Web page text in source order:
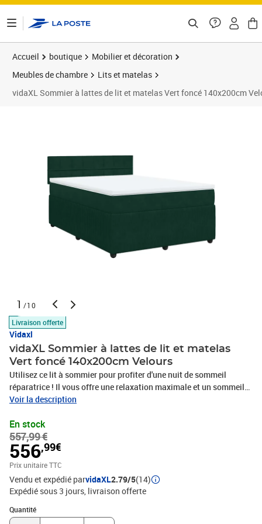
Accueil boutique
Mobilier et décoration
Meubles de chambre
Lits et matelas
vidaXL Sommier à lattes de lit et matelas Vert foncé 140x200cm
1 /10
Livraison offerte
Vidaxl
vidaXL Sommier à lattes de lit et matelas
Vert foncé 140x200cm Velours
Utilisez ce lit à sommier pour profiter d'une nuit de sommeil
réparatrice ! Il vous offre une relaxation maximale et un sommeil
agréable. Matériau doux et confortable : le tissu en velours
agréable contre la peau, vous apportant chaleur et confort
ultime.Matelas à ressorts ensachés : ce matelas à ressorts
ensachés comporte des ressorts ensachés individuels qui
fonctionnent indépendamment pour offrir un soutien personnalisé
en réagissant uniquement à la pression exercée dans chaque zone.
Cette conception empêche « l'enroulement » et réduit le transfert
de mouvement par rapport aux matelas traditionnels à ressorts
ouverts. Chaque ressort ensaché soutient le corps
Voir la description
En stock
557,99 €
556,99€
Prix unitaire TTC
Vendu et expédié parvidaXL2.79/5(14)
Expédié sous 3 jours livraison offerte
Quantité
Quantité : 1